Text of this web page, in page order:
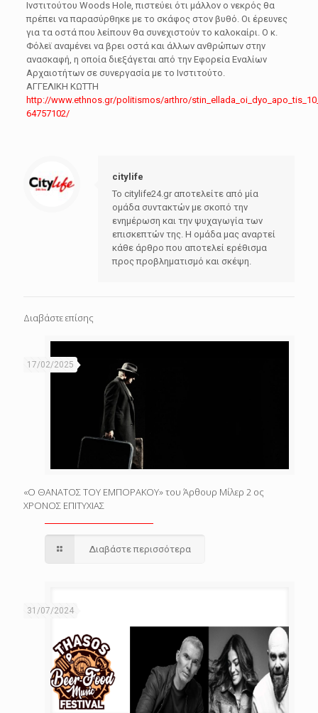
Ινστιτούτου Woods Hole, πιστεύει ότι μάλλον ο νεκρός θα
πρέπει να παρασύρθηκε με το σκάφος στον βυθό. Οι έρευνες
για τα οστά που λείπουν θα συνεχιστούν το καλοκαίρι. Ο κ.
Φόλεϊ αναμένει να βρει οστά και άλλων ανθρώπων στην
ανασκαφή, η οποία διεξάγεται από την Εφορεία Εναλίων
Αρχαιοτήτων σε συνεργασία με το Ινστιτούτο.
ΑΓΓΕΛΙΚΗ ΚΩΤΤΗ
http://www.ethnos.gr/politismos/arthro/
64757102/
citylife
Το citylife24.gr αποτελείτε από μία
ομάδα συντακτών με σκοπό την
ενημέρωση και την ψυχαγωγία των
επισκεπτών της. Η ομάδα μας αναρτεί
κάθε άρθρο που αποτελεί ερέθισμα
προς προβληματισμό και σκέψη.
Διαβάστε επίσης
17/02/2025
«Ο ΘΑΝΑΤΟΣ ΤΟΥ ΕΜΠΟΡΑΚΟΥ» του Άρθουρ Μίλερ 2 ος
ΧΡΟΝΟΣ ΕΠΙΤΥΧΙΑΣ
Διαβάστε περισσότερα
31/07/2024